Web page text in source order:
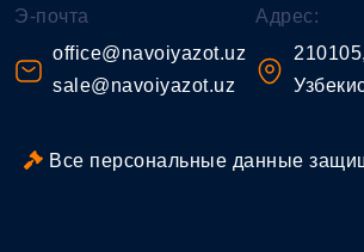
Э-почта
office@navoiyazot.uz
sale@navoiyazot.uz
Адрес:
Все персональные данные